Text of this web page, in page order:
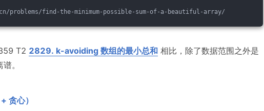
problems/find-the-minimum-possible-sum-of-a-beautiful-array/
T2 2829. k-avoiding 数组的最小总和 相比，除了数据范围之外是
。
贪心）